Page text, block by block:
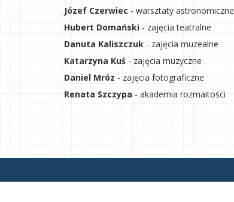
Józef Czerwiec - warsztaty astronomiczne
Hubert Domański - zajęcia teatralne
Danuta Kaliszczuk - zajęcia muzealne
Katarzyna Kuś - zajęcia muzyczne
Daniel Mróz - zajęcia fotograficzne
Renata Szczypa - akademia rozmaitości